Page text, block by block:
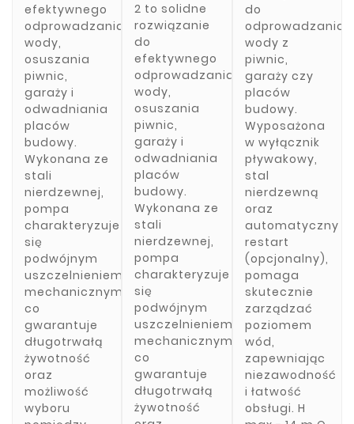
Tuleja
wzmacniająca
/wkładka/
ze stali
nierdzewnej
do rur PE
32 ITAP VX
055
Wysokiej
jakości
tuleja
wzmacniająca
(wkładka)
ze stali
nierdzewnej
do rur PE 32,
który
zapewnia
dodatkowe
wzmocnienie
dla rur
polietylenowych.
9,00 złCena
remove
add
9,50 złCena
add

Niezawodny
Przewód
AQUATIC-
750-BLUE do
Pomp
Głębinowych.
18,59 zł
26,00 zł Cena
Cena
remove


Anoda
tytanowa
AME 200
1/2 cala do
zbiorników
na ciepłą
wodę
Anoda
tytanowa
zbiorników
ciepłej wody
użytkowej
AME 200 -Do
zbiorników o
pojemności
od 50l do
400l
-Średnica 3
mm -
dostępne
korki
montażowe
1/2 cala lub
Elektroniczny
wyłącznik
ciśnieniowy
EWC
PROTECT 10
wer.3.0
przyłącze
1/2"
Elektroniczny
wyłącznik
ciśnieniowy
EWC
PROTECT 10
ver. 3.0 do
sterowania i
ochrony
Twojej
pompy. EAN:
5904172881007
294,22 zł
367,77 zł Cena
podstawowa
Cena
remove
add
dławica
pompy WZ
750
37,00 złCena
remove
add

pompy WZ
250
17,00 zł
remove
add

efektywnego
odprowadzania
wody,
osuszania
piwnic,
garaży i
odwadniania
placów
budowy.
Wykonana ze
stali
nierdzewnej,
pompa
charakteryzuje
się
podwójnym
uszczelnieniem
mechanicznym,
co
gwarantuje
długotrwałą
żywotność
oraz
możliwość
wyboru
2 to solidne
rozwiązanie
do
efektywnego
odprowadzania
wody,
osuszania
piwnic,
garaży i
odwadniania
placów
budowy.
Wykonana ze
stali
nierdzewnej,
pompa
charakteryzuje
się
podwójnym
uszczelnieniem
mechanicznym,
co
gwarantuje
długotrwałą
żywotność
do
odprowadzania
wody z
piwnic,
garaży czy
placów
budowy.
Wyposażona
w wyłącznik
pływakowy,
stal
nierdzewną
oraz
automatyczny
restart
(opcjonalny),
pomaga
skutecznie
zarządzać
poziomem
wód,
zapewniając
niezawodność
i łatwość
obsługi. H